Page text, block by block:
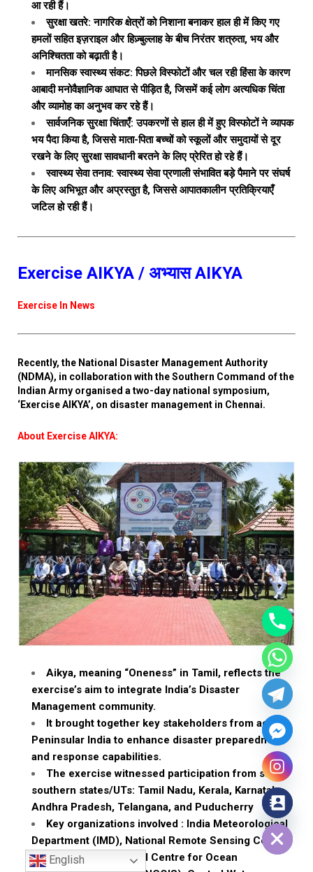
आ रही हैं।
सुरक्षा खतरे: नागरिक क्षेत्रों को निशाना बनाकर हाल ही में किए गए
हमलों सहित इज़राइल और हिज़्बुल्लाह के बीच निरंतर शत्रुता, भय और
अनिश्चितता को बढ़ाती है।
मानसिक स्वास्थ्य संकट: पिछले विस्फोटों और चल रही हिंसा के कारण
आबादी मनोवैज्ञानिक आघात से पीड़ित है, जिसमें कई लोग अत्यधिक चिंता
और व्यामोह का अनुभव कर रहे हैं।
सार्वजनिक सुरक्षा चिंताएँ: उपकरणों से हाल ही में हुए विस्फोटों ने व्यापक
भय पैदा किया है, जिससे माता-पिता बच्चों को स्कूलों और समुदायों से दूर
रखने के लिए सुरक्षा सावधानी बरतने के लिए प्रेरित हो रहे हैं।
स्वास्थ्य सेवा तनाव: स्वास्थ्य सेवा प्रणाली संभावित बड़े पैमाने पर संघर्ष
के लिए अभिभूत और अप्रस्तुत है, जिससे आपातकालीन प्रतिक्रियाएँ
जटिल हो रही हैं।
Exercise AIKYA / अभ्यास AIKYA
Exercise In News
Recently, the National Disaster Management Authority
(NDMA), in collaboration with the Southern Command of the
Indian Army organised a two-day national symposium,
‘Exercise AIKYA’, on disaster management in Chennai.
About Exercise AIKYA:
Aikya, meaning “Oneness” in Tamil, reflects the
exercise’s aim to integrate India’s Disaster
Management community.
It brought together key stakeholders from across
Peninsular India to enhance disaster preparedness
and response capabilities.
The exercise witnessed participation from six
southern states/UTs: Tamil Nadu, Kerala, Karnataka,
Andhra Pradesh, Telangana, and Puducherry
Key organizations involved : India Meteorological
Department (IMD), National Remote Sensing Centre
(NRSC), Indian National Centre for Ocean
English
Hide chaty